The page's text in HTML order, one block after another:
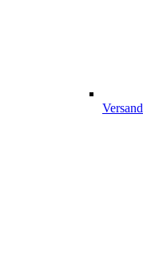
Versand